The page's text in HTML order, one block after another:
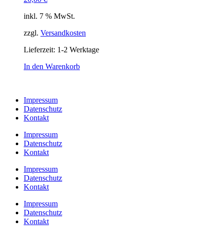
inkl. 7 % MwSt.
zzgl. Versandkosten
Lieferzeit: 1-2 Werktage
In den Warenkorb
Impressum
Datenschutz
Kontakt
Impressum
Datenschutz
Kontakt
Impressum
Datenschutz
Kontakt
Impressum
Datenschutz
Kontakt